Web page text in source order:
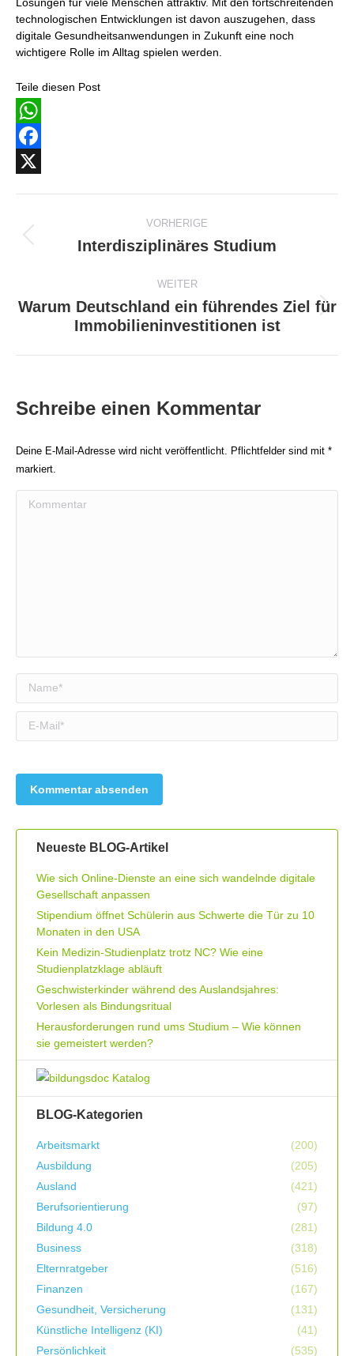
technologischen Entwicklungen ist davon auszugehen, dass
digitale Gesundheitsanwendungen in Zukunft eine noch
wichtigere Rolle im Alltag spielen werden.
Teile diesen Post
WhatsApp
Facebook
VORHERIGE
Vorheriger
Interdisziplinäres Studium
WEITER
Nächster
Beitrag:
Warum Deutschland ein führendes Ziel für
Immobilieninvestitionen ist
Schreibe einen Kommentar
Deine E-Mail-Adresse wird nicht veröffentlicht. Pflichtfelder sind mit *
markiert.
Kommentar
Name *
E-Mail *
Neueste BLOG-Artikel
Wie sich Online-Dienste an eine sich wandelnde digitale
Gesellschaft anpassen
Stipendium öffnet Schülerin aus Schwerte die Tür zu 10
Monaten in den USA
Kein Medizin-Studienplatz trotz NC? Wie eine
Studienplatzklage abläuft
Geschwisterkinder während des Auslandsjahres:
Vorlesen als Bindungsritual
Herausforderungen rund ums Studium – Wie können
sie gemeistert werden?
BLOG-Kategorien
Arbeitsmarkt
(200)
Ausbildung
(205)
Ausland
(421)
Berufsorientierung
(97)
Bildung 4.0
(281)
Business
(318)
Elternratgeber
(516)
Finanzen
(167)
Gesundheit, Versicherung
(131)
Künstliche Intelligenz (KI)
(41)
Persönlichkeit
(535)